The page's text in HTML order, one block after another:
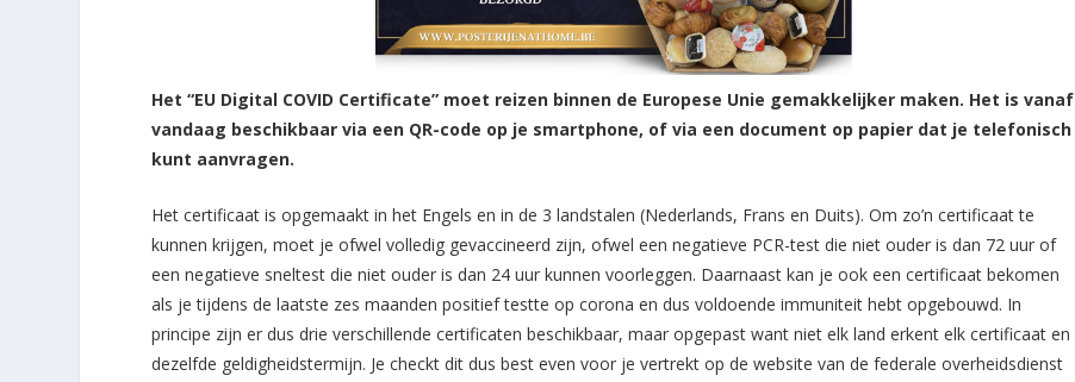
Het “EU Digital COVID Certificate” moet reizen binnen de Europese Unie gemakkelijker maken. Het is vanaf
vandaag beschikbaar via een QR-code op je smartphone, of via een document op papier dat je telefonisch
kunt aanvragen.
Het certificaat is opgemaakt in het Engels en in de 3 landstalen (Nederlands, Frans en Duits). Om zo’n certificaat te
kunnen krijgen, moet je ofwel volledig gevaccineerd zijn, ofwel een negatieve PCR-test die niet ouder is dan 72 uur of
een negatieve sneltest die niet ouder is dan 24 uur kunnen voorleggen. Daarnaast kan je ook een certificaat bekomen
als je tijdens de laatste zes maanden positief testte op corona en dus voldoende immuniteit hebt opgebouwd. In
principe zijn er dus drie verschillende certificaten beschikbaar, maar opgepast want niet elk land erkent elk certificaat en
dezelfde geldigheidstermijn. Je checkt dit dus best even voor je vertrekt op de website van de federale overheidsdienst